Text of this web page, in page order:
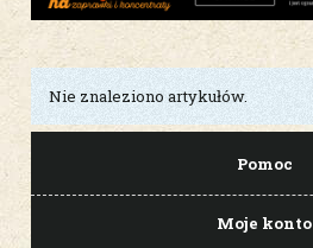
Nie znaleziono artykułów.
Pomoc
Moje konto